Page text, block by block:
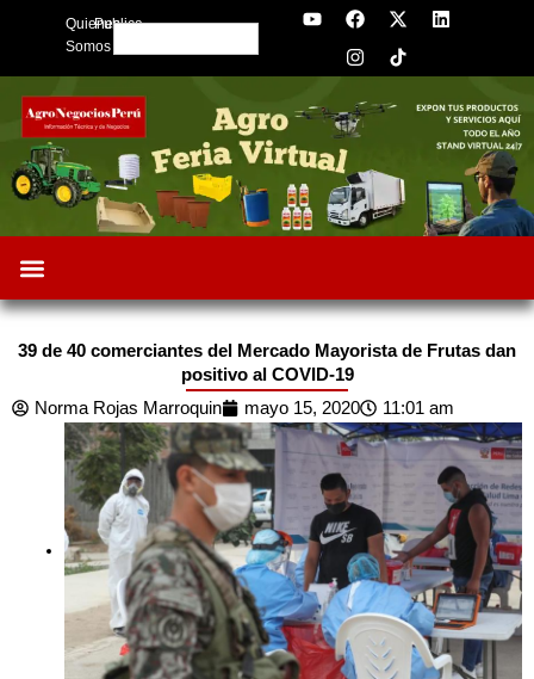
Quienes
Somos
Publica
Search
Y
o
b
e
F
a
c
e
o
o
k
X
-
t
w
t
L
i
d
n
I
n
s
t
g
r
a
39 de 40 comerciantes del Mercado Mayorista de Frutas dan
positivo al COVID-19
Norma Rojas Marroquin
mayo 15, 2020 11:01 am